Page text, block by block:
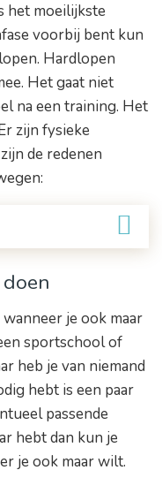
het moeilijkste
voorbij bent kun
Hardlopen
Het gaat niet
na een training. Het
zijn fysieke
de redenen
je ook maar
sportschool of
heb je van niemand
hebt is een paar
passende
hebt dan kun je
je ook maar wilt.